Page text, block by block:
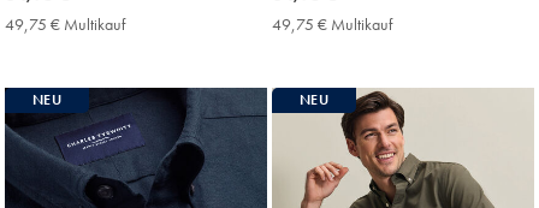
84,95
49,75 € Multikauf49,75
Price
84,95
49,75 € Multikauf49,75
Price
NEU NEU